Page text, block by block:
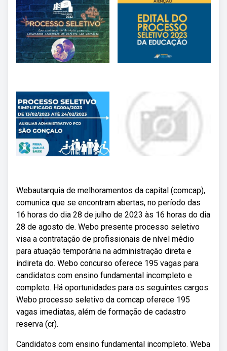
Webautarquia de melhoramentos da capital (comcap),
comunica que se encontram abertas, no período das
16 horas do dia 28 de julho de 2023 às 16 horas do dia
28 de agosto de. Webo presente processo seletivo
visa a contratação de profissionais de nível médio
para atuação temporária na administração direta e
indireta do. Webo concurso oferece 195 vagas para
candidatos com ensino fundamental incompleto e
completo. Há oportunidades para os seguintes cargos:
Webo processo seletivo da comcap oferece 195
vagas imediatas, além de formação de cadastro
reserva (cr).
Candidatos com ensino fundamental incompleto. Weba